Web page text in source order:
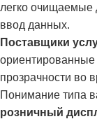
легко
ввод данных.
Поставщики
прозрачности во
Понимание типа
розничный